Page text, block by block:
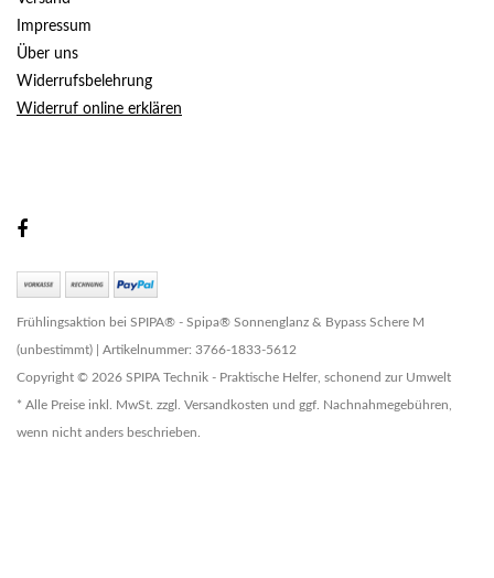
Impressum
Über uns
Widerrufsbelehrung
Widerruf online erklären
Frühlingsaktion bei SPIPA® - Spipa® Sonnenglanz & Bypass Schere M
(unbestimmt) | Artikelnummer: 3766-1833-5612
Copyright © 2026 SPIPA Technik - Praktische Helfer, schonend zur Umwelt
* Alle Preise inkl. MwSt. zzgl. Versandkosten und ggf. Nachnahmegebühren,
wenn nicht anders beschrieben.